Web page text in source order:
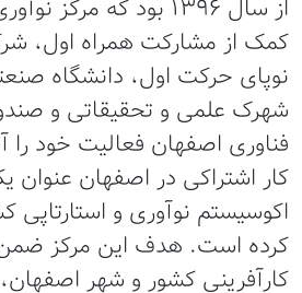
از سال 1396 بود که مرکز
کمک از مشارکت همراه اول،
نوپای حرکت اول، دانشگاه
شهرک علمی و تحقیقاتی و
فناوری اصفهان فعالیت خود را
کار اشتراکی در اصفهان عنوان
اکوسیستم نوآوری و استارتاپی
کرده است. هدف این مرکز
کارآفرینی کشور و شهر